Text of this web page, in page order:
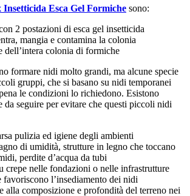
Insetticida Esca Gel Formiche sono:
2 postazioni di esca gel insetticida
mangia e contamina la colonia
dell’intera colonia di formiche
formare nidi molto grandi, ma alcune specie
gruppi, che si basano su nidi temporanei
le condizioni lo richiedono. Esistono
da seguire per evitare che questi piccoli nidi
pulizia ed igiene degli ambienti
di umidità, strutture in legno che toccano
perdite d’acqua da tubi
crepe nelle fondazioni o nelle infrastrutture
favoriscono l’insediamento dei nidi
alla composizione e profondità del terreno nei